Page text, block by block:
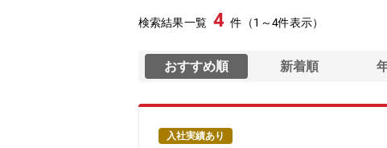
検索結果一覧 4 件（1～4件表示）
おすすめ順 新着順
入社実績あり